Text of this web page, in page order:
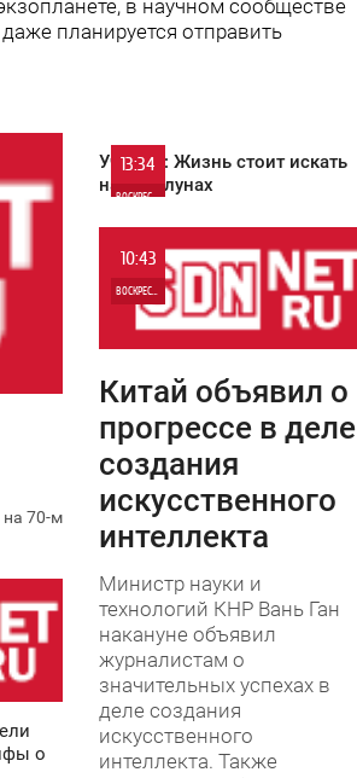
в научном сообществе
планируется отправить
на 70-м
о
13:34
ВОСКРЕСЕНЬЕ
Ученые: Жизнь стоит искать
на экзолунах
10:43
ВОСКРЕСЕНЬЕ
0
Китай объявил о
прогрессе в деле
создания
искусственного
интеллекта
Министр науки и
технологий КНР Вань Ган
накануне объявил
журналистам о
значительных успехах в
деле создания
искусственного
интеллекта. Также